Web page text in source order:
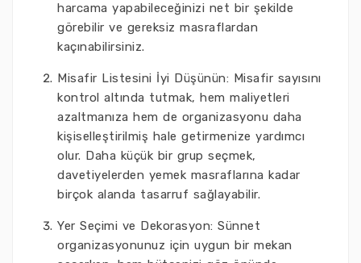
harcama yapabileceğinizi net bir şekilde
görebilir ve gereksiz masraflardan
kaçınabilirsiniz.
Misafir Listesini İyi Düşünün: Misafir sayısını
kontrol altında tutmak, hem maliyetleri
azaltmanıza hem de organizasyonu daha
kişiselleştirilmiş hale getirmenize yardımcı
olur. Daha küçük bir grup seçmek,
davetiyelerden yemek masraflarına kadar
birçok alanda tasarruf sağlayabilir.
Yer Seçimi ve Dekorasyon: Sünnet
organizasyonunuz için uygun bir mekan